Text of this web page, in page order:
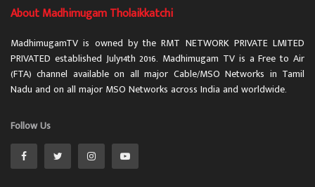
About Madhimugam Tholaikkatchi
MadhimugamTV is owned by the RMT NETWORK PRIVATE LMITED
PRIVATED established July14th 2016. Madhimugam TV is a Free to Air
(FTA) channel available on all major Cable/MSO Networks in Tamil
Nadu and on all major MSO Networks across India and worldwide.
Follow Us